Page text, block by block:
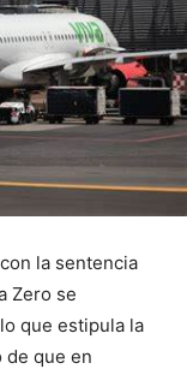
la sentencia
Zero se
que estipula la
de que en